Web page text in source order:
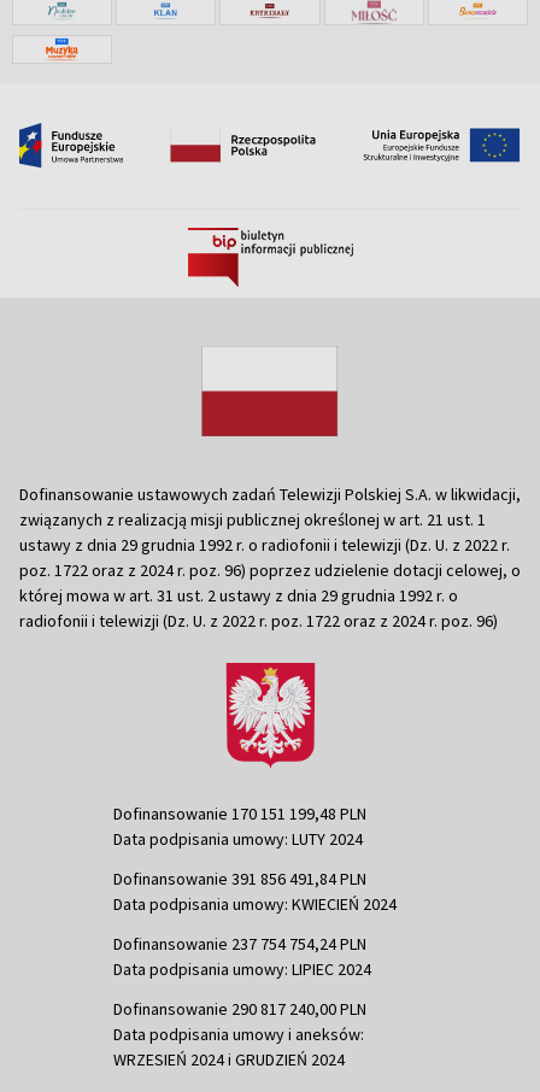
Dofinansowanie ustawowych zadań Telewizji Polskiej S.A. w likwidacji,
związanych z realizacją misji publicznej określonej w art. 21 ust. 1
ustawy z dnia 29 grudnia 1992 r. o radiofonii i telewizji (Dz. U. z 2022 r.
poz. 1722 oraz z 2024 r. poz. 96) poprzez udzielenie dotacji celowej, o
której mowa w art. 31 ust. 2 ustawy z dnia 29 grudnia 1992 r. o
radiofonii i telewizji (Dz. U. z 2022 r. poz. 1722 oraz z 2024 r. poz. 96)
Dofinansowanie 170 151 199,48 PLN
Data podpisania umowy: LUTY 2024
Dofinansowanie 391 856 491,84 PLN
Data podpisania umowy: KWIECIEŃ 2024
Dofinansowanie 237 754 754,24 PLN
Data podpisania umowy: LIPIEC 2024
Dofinansowanie 290 817 240,00 PLN
Data podpisania umowy i aneksów:
WRZESIEŃ 2024 i GRUDZIEŃ 2024